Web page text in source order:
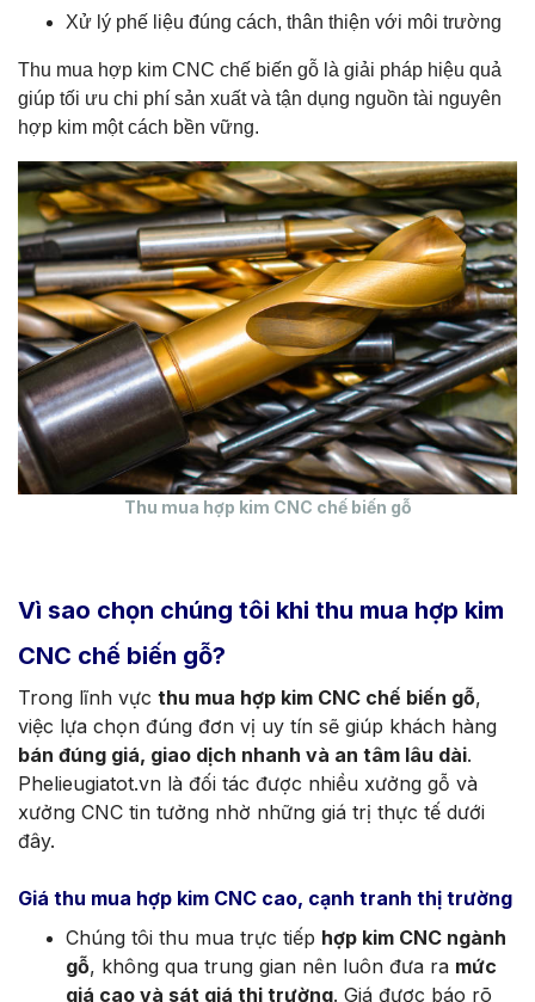
Xử lý phế liệu đúng cách, thân thiện với môi trường
Thu mua hợp kim CNC chế biến gỗ là giải pháp hiệu quả
giúp tối ưu chi phí sản xuất và tận dụng nguồn tài nguyên
hợp kim một cách bền vững.
Thu mua hợp kim CNC chế biến gỗ
Vì sao chọn chúng tôi khi thu mua hợp kim
CNC chế biến gỗ?
Trong lĩnh vực thu mua hợp kim CNC chế biến gỗ,
việc lựa chọn đúng đơn vị uy tín sẽ giúp khách hàng
bán đúng giá, giao dịch nhanh và an tâm lâu dài.
Phelieugiatot.vn là đối tác được nhiều xưởng gỗ và
xưởng CNC tin tưởng nhờ những giá trị thực tế dưới
đây.
Giá thu mua hợp kim CNC cao, cạnh tranh thị trường
Chúng tôi thu mua trực tiếp hợp kim CNC ngành
gỗ, không qua trung gian nên luôn đưa ra mức
giá cao và sát giá thị trường. Giá được báo rõ